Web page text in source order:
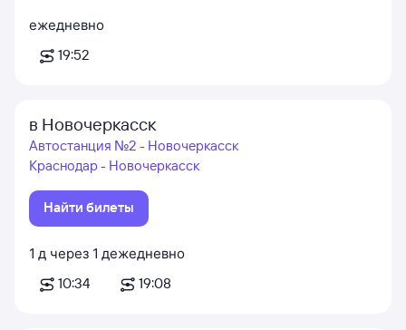
ежедневно
19:52
в Новочеркасск
Автостанция №2 - Новочеркасск
Краснодар - Новочеркасск
Найти билеты
1 д через 1 д
10:34
ежедневно
19:08